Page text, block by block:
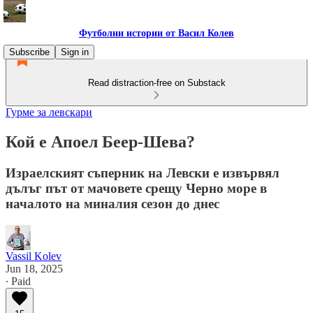
Футболни истории от Васил Колев
Subscribe
Sign in
Read distraction-free on Substack
Гурме за левскари
Кой е Апоел Беер-Шева?
Израелският съперник на Левски е извървял
дълъг път от мачовете срещу Черно море в
началото на миналия сезон до днес
Vassil Kolev
Jun 18, 2025
∙ Paid